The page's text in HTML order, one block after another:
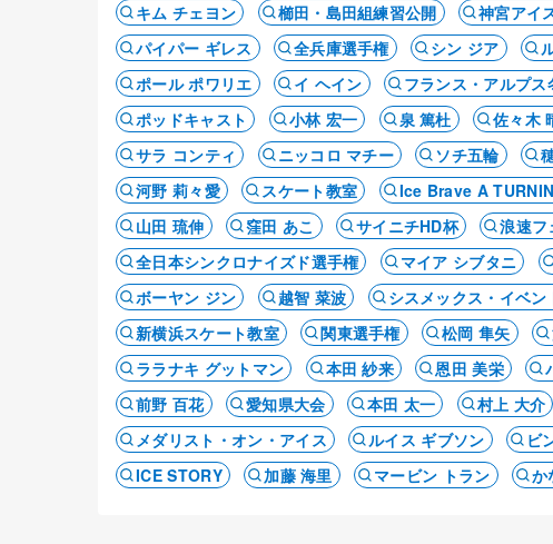
キム チェヨン
櫛田・島田組練習公開 神宮アイ
パイパー ギレス
全兵庫選手権 シン ジア
ポール ポワリエ
イ ヘイン フランス・アルプス
ポッドキャスト
小林 宏一 泉 篤杜 佐々木
サラ コンティ
ニッコロ マチー ソチ五輪
河野 莉々愛
スケート教室 Ice Brave A
山田 琉伸
窪田 あこ サイニチHD杯 浪速フ
全日本シンクロナイズド選手権
マイア シブタニ
ボーヤン ジン
越智 菜波 シスメックス・イベン
新横浜スケート教室
関東選手権 松岡 隼矢
ララナキ グットマン
本田 紗来 恩田 美栄
前野 百花
愛知県大会 本田 太一 村上 大介
メダリスト・オン・アイス
ルイス ギブソン ビ
ICE STORY
加藤 海里 マービン トラン か